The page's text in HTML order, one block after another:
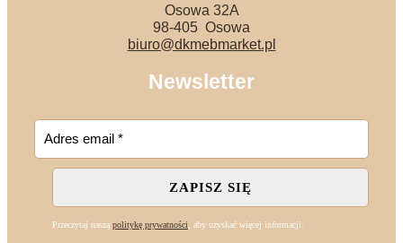
Osowa 32A
98-405 Osowa
biuro@dkmebmarket.pl
Newsletter
Przeczytaj naszą politykę prywatności, aby uzyskać więcej informacji.